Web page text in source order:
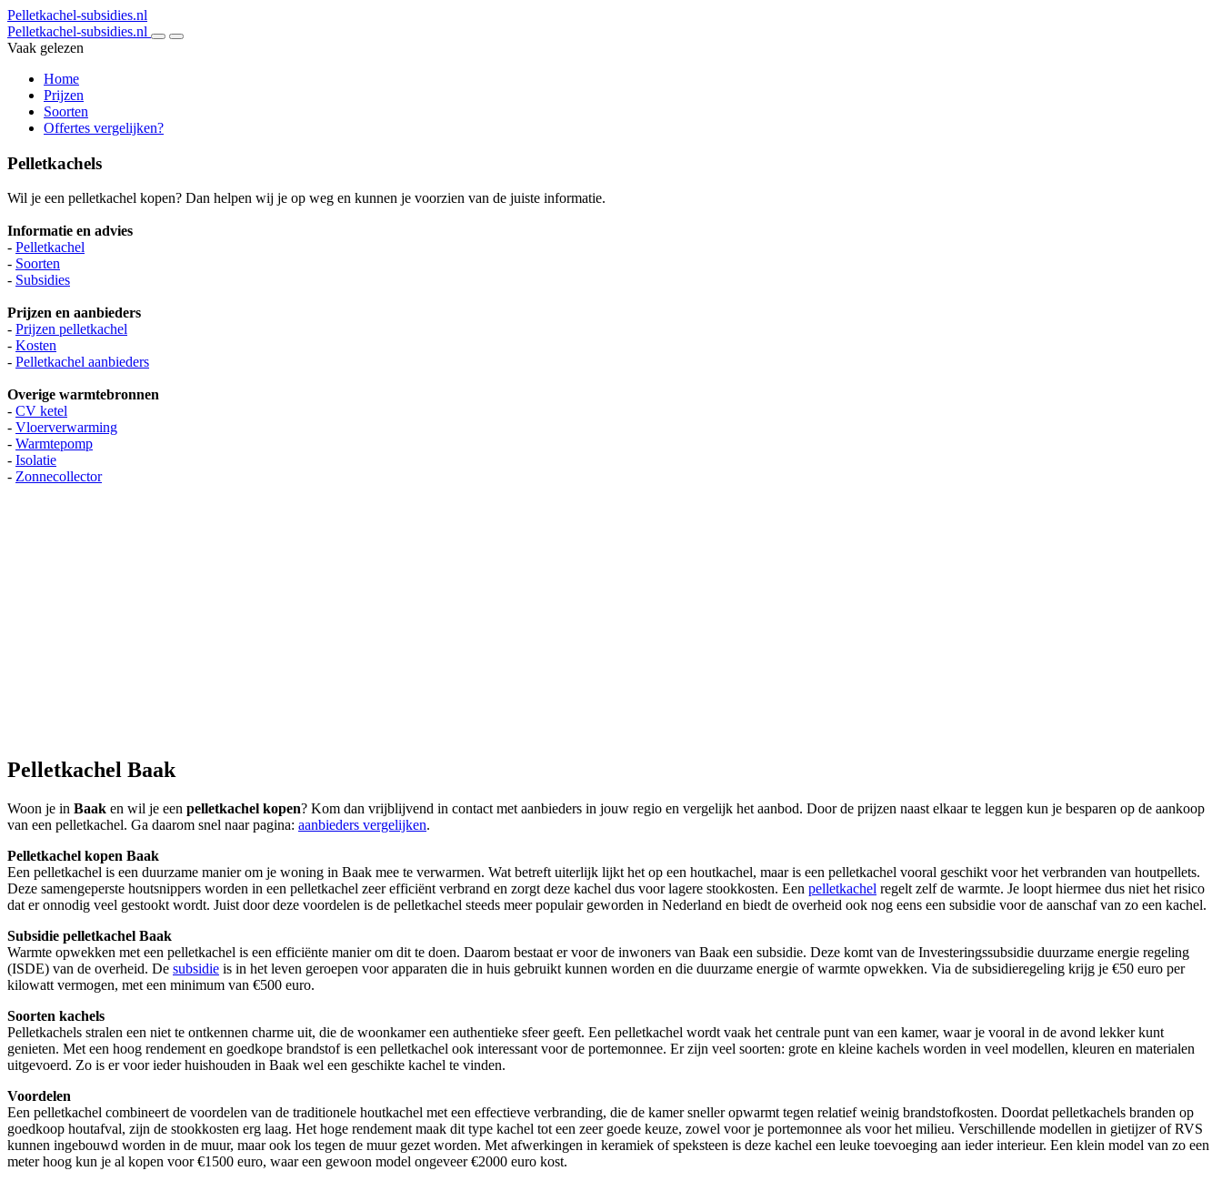
Pelletkachel-subsidies.nl
Pelletkachel-subsidies.nl
Vaak gelezen
Home
Prijzen
Soorten
Offertes vergelijken?
Pelletkachels
Wil je een pelletkachel kopen? Dan helpen wij je op weg en kunnen je voorzien van de juiste informatie.
Informatie en advies
- Pelletkachel
- Soorten
- Subsidies
Prijzen en aanbieders
- Prijzen pelletkachel
- Kosten
- Pelletkachel aanbieders
Overige warmtebronnen
- CV ketel
- Vloerverwarming
- Warmtepomp
- Isolatie
- Zonnecollector
Pelletkachel Baak
Woon je in Baak en wil je een pelletkachel kopen? Kom dan vrijblijvend in contact met aanbieders in jouw regio en vergelijk het aanbod. Door de prijzen naast elkaar te leggen kun je besparen op de aankoop
van een pelletkachel. Ga daarom snel naar pagina: aanbieders vergelijken.
Pelletkachel kopen Baak
Een pelletkachel is een duurzame manier om je woning in Baak mee te verwarmen. Wat betreft uiterlijk lijkt het op een houtkachel, maar is een pelletkachel vooral geschikt voor het verbranden van houtpellets.
Deze samengeperste houtsnippers worden in een pelletkachel zeer efficiënt verbrand en zorgt deze kachel dus voor lagere stookkosten. Een pelletkachel regelt zelf de warmte. Je loopt hiermee dus niet het risico
dat er onnodig veel gestookt wordt. Juist door deze voordelen is de pelletkachel steeds meer populair geworden in Nederland en biedt de overheid ook nog eens een subsidie voor de aanschaf van zo een kachel.
Subsidie pelletkachel Baak
Warmte opwekken met een pelletkachel is een efficiënte manier om dit te doen. Daarom bestaat er voor de inwoners van Baak een subsidie. Deze komt van de Investeringssubsidie duurzame energie regeling
(ISDE) van de overheid. De subsidie is in het leven geroepen voor apparaten die in huis gebruikt kunnen worden en die duurzame energie of warmte opwekken. Via de subsidieregeling krijg je €50 euro per
kilowatt vermogen, met een minimum van €500 euro.
Soorten kachels
Pelletkachels stralen een niet te ontkennen charme uit, die de woonkamer een authentieke sfeer geeft. Een pelletkachel wordt vaak het centrale punt van een kamer, waar je vooral in de avond lekker kunt
genieten. Met een hoog rendement en goedkope brandstof is een pelletkachel ook interessant voor de portemonnee. Er zijn veel soorten: grote en kleine kachels worden in veel modellen, kleuren en materialen
uitgevoerd. Zo is er voor ieder huishouden in Baak wel een geschikte kachel te vinden.
Voordelen
Een pelletkachel combineert de voordelen van de traditionele houtkachel met een effectieve verbranding, die de kamer sneller opwarmt tegen relatief weinig brandstofkosten. Doordat pelletkachels branden op
goedkoop houtafval, zijn de stookkosten erg laag. Het hoge rendement maak dit type kachel tot een zeer goede keuze, zowel voor je portemonnee als voor het milieu. Verschillende modellen in gietijzer of RVS
kunnen ingebouwd worden in de muur, maar ook los tegen de muur gezet worden. Met afwerkingen in keramiek of speksteen is deze kachel een leuke toevoeging aan ieder interieur. Een klein model van zo een
meter hoog kun je al kopen voor €1500 euro, waar een gewoon model ongeveer €2000 euro kost.